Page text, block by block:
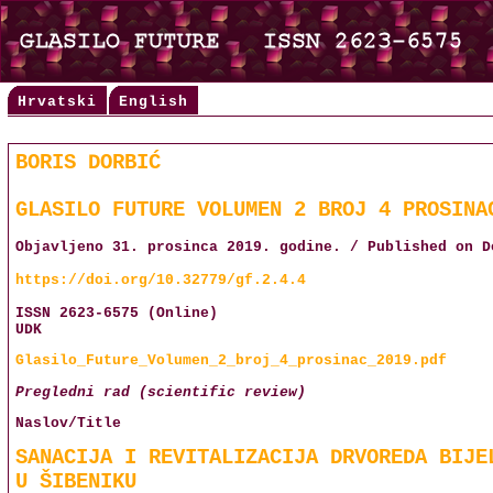
Hrvatski English
BORIS DORBIĆ
GLASILO FUTURE VOLUMEN 2 BROJ 4
Objavljeno 31. prosinca 2019. godine. / Published on
https://doi.org/10.32779/gf.2.4.4
ISSN 2623-6575 (Online)
UDK
Glasilo_Future_Volumen_2_broj_4_prosinac_2019.pdf
Pregledni rad (scientific review)
Naslov/Title
SANACIJA I REVITALIZACIJA DRVOREDA
U ŠIBENIKU